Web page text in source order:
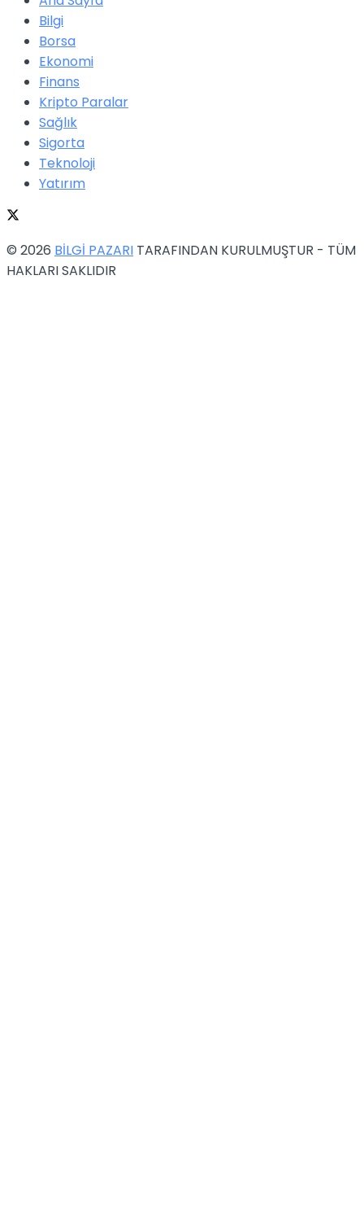
Bilgi
Borsa
Ekonomi
Finans
Kripto Paralar
Sağlık
Sigorta
Teknoloji
Yatırım
© 2026 BİLGİ PAZARI TARAFINDAN KURULMUŞTUR - TÜM
HAKLARI SAKLIDIR